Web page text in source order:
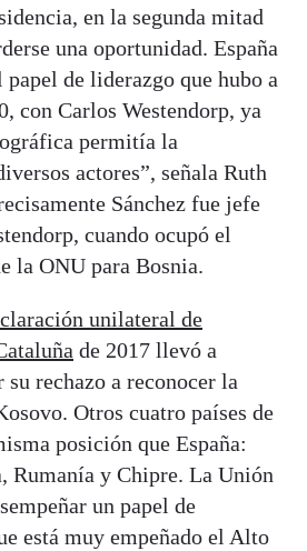
en la segunda mitad
una oportunidad. España
papel de liderazgo que hubo a
con Carlos Westendorp, ya
permitía la
actores”, señala Ruth
Sánchez fue jefe
cuando ocupó el
la ONU para Bosnia.
unilateral de
de 2017 llevó a
su rechazo a reconocer la
Otros cuatro países de
posición que España:
Rumanía y Chipre. La Unión
un papel de
está muy empeñado el Alto